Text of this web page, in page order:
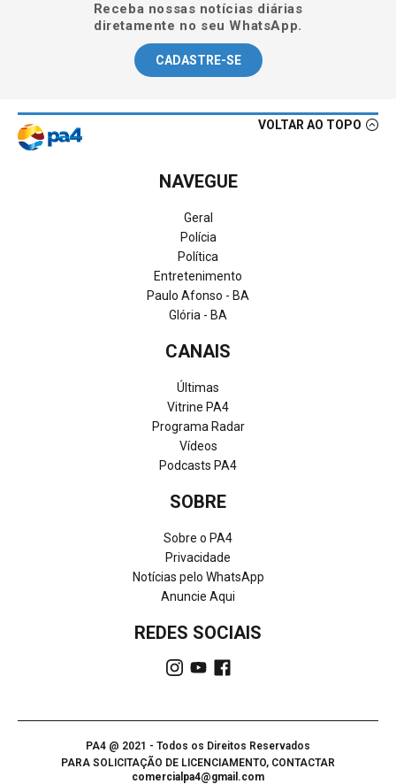
Receba nossas notícias diárias
diretamente no seu WhatsApp.
CADASTRE-SE
VOLTAR AO TOPO
NAVEGUE
Geral
Polícia
Política
Entretenimento
Paulo Afonso - BA
Glória - BA
CANAIS
Últimas
Vitrine PA4
Programa Radar
Vídeos
Podcasts PA4
SOBRE
Sobre o PA4
Privacidade
Notícias pelo WhatsApp
Anuncie Aqui
REDES SOCIAIS
PA4 @ 2021 - Todos os Direitos Reservados
PARA SOLICITAÇÃO DE LICENCIAMENTO, CONTACTAR
comercialpa4@gmail.com